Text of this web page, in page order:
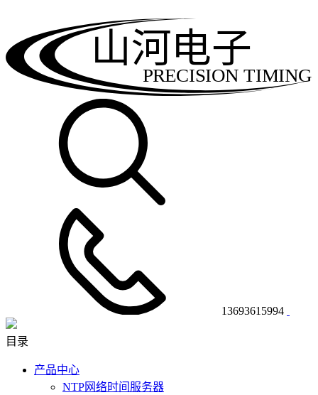
PRECISION TIMING
山河电子
13693615994
目录
产品中心
NTP网络时间服务器